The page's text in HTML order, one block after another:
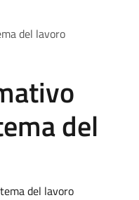
del lavoro
del
del lavoro